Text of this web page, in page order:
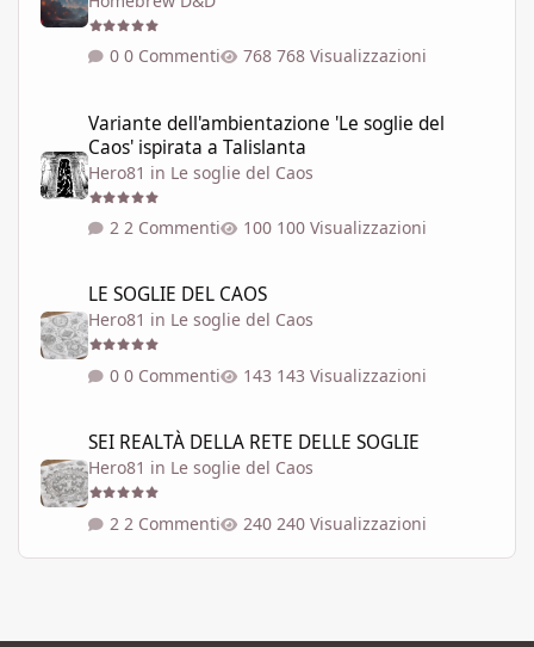
0 Commenti 768 Visualizzazioni
Variante dell'ambientazione 'Le soglie del
Caos' ispirata a Talislanta
Hero81 in Le soglie del Caos
2 Commenti 100 Visualizzazioni
LE SOGLIE DEL CAOS
Hero81 in Le soglie del Caos
0 Commenti 143 Visualizzazioni
SEI REALTÀ DELLA RETE DELLE SOGLIE
Hero81 in Le soglie del Caos
2 Commenti 240 Visualizzazioni